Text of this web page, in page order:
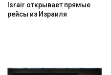
Israir открывает прямые
рейсы из Израиля